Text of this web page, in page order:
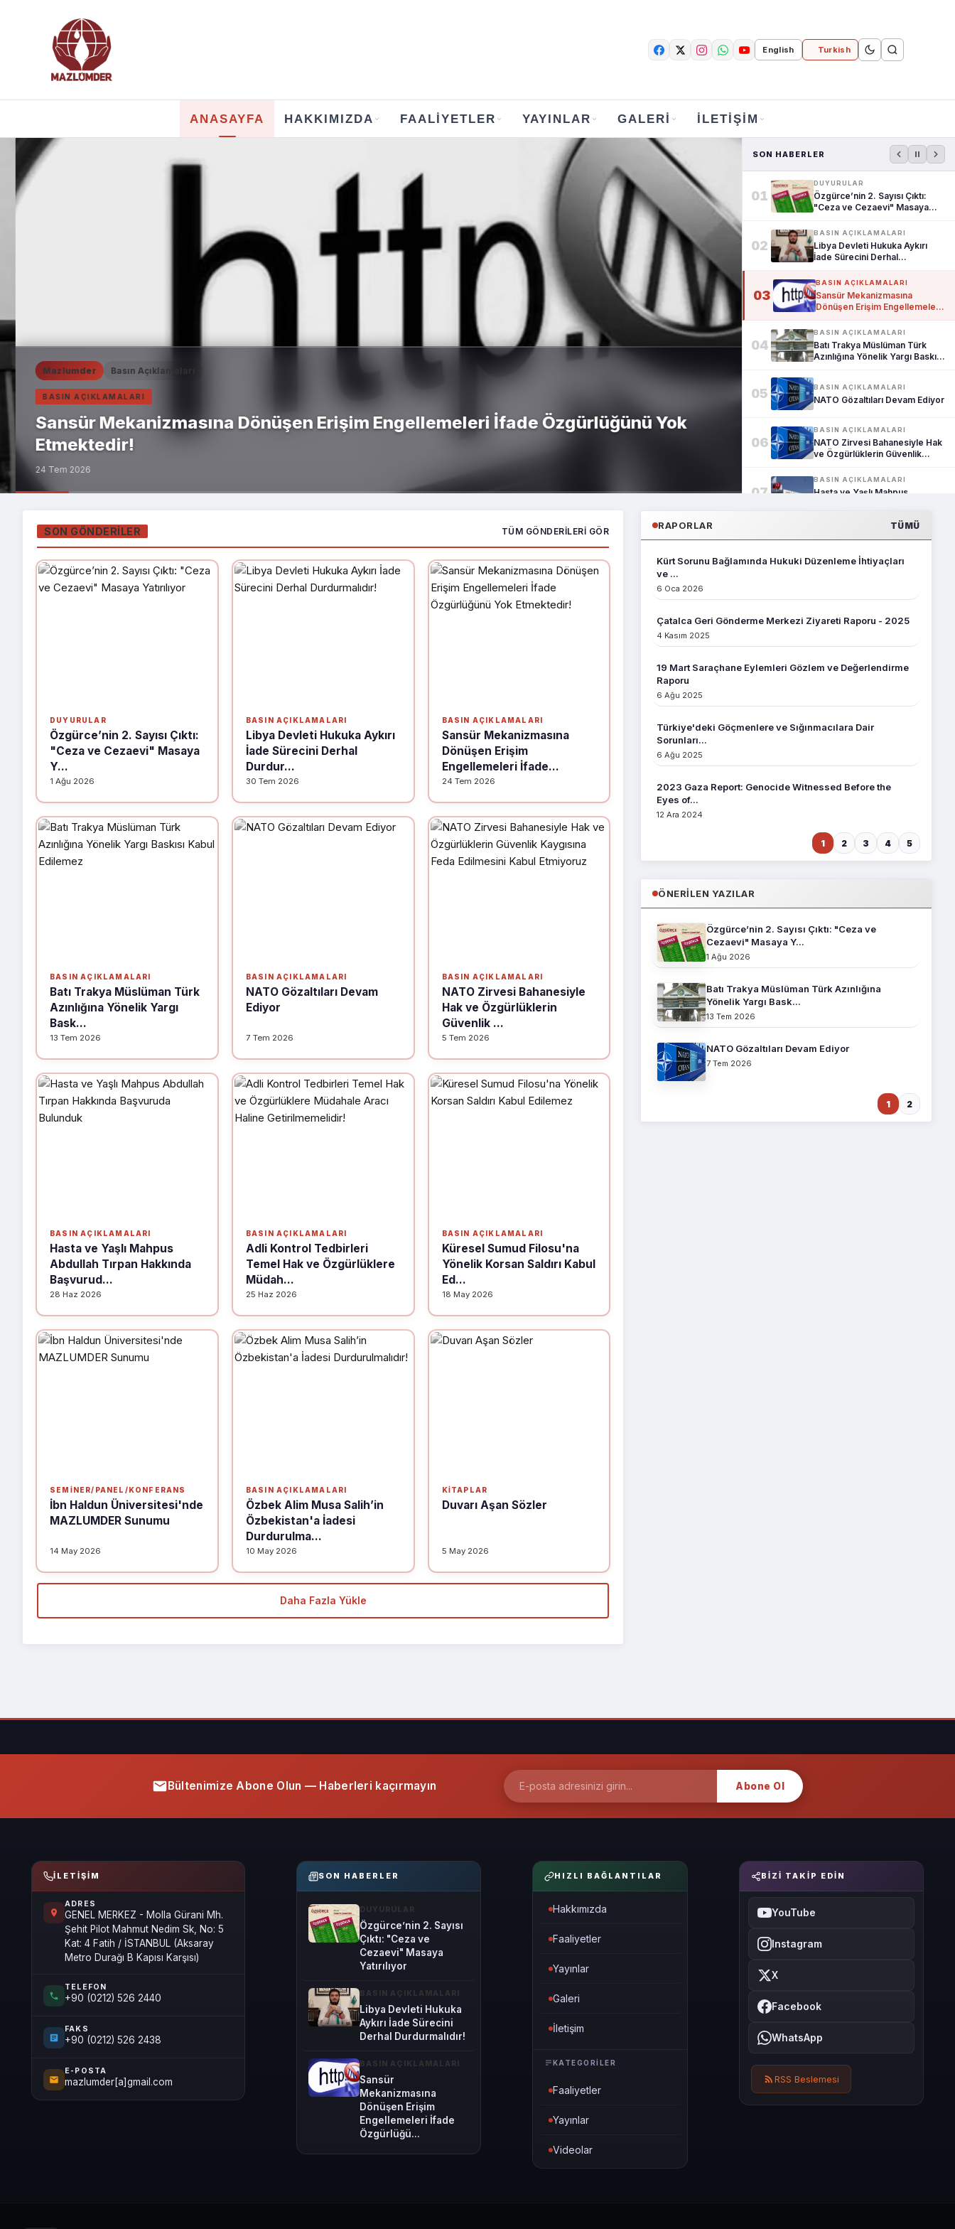
English Turkish
ANASAYFA HAKKIMIZDA FAALIYETLER YAYINLAR GALERI İLETIŞIM
Mazlumder Basın Açıklamaları
BASIN AÇIKLAMALARI
Sansür Mekanizmasına Dönüşen Erişim Engellemeleri İfade Özgürlüğünü Yok
Etmektedir!
24 Tem 2026
SON HABERLER
01
DUYURULAR
Özgürce’nin 2. Sayısı Çıktı:
"Ceza ve Cezaevi" Masaya
02
BASIN AÇIKLAMALARI
Libya Devleti Hukuka Aykırı
İade Sürecini Derhal
03
BASIN AÇIKLAMALARI
Sansür Mekanizmasına
Dönüşen Erişim Engellemeleri
İfade Özgü...
04
BASIN AÇIKLAMALARI
Batı Trakya Müslüman Türk
Azınlığına Yönelik Yargı Baskısı
05 BASIN AÇIKLAMALARI
NATO Gözaltıları Devam Ediyor
06
BASIN AÇIKLAMALARI
NATO Zirvesi Bahanesiyle Hak
ve Özgürlüklerin Güvenlik
07
BASIN AÇIKLAMALARI
Hasta ve Yaşlı Mahpus
08
BASIN AÇIKLAMALARI
Adli Kontrol Tedbirleri Temel
Hak ve Özgürlüklere Müdahale
A...
Yönelik Korsan Saldırı Kabul
BASIN AÇIKLAMALARI
Durdurulmalıdır!
Anneyi ve Çocuklarını Tahdit...
BASIN AÇIKLAMALARI
Mültecilerin H...
13
İfade Özgürlüğü Sınırları
Yeni Haydut Dünya Düzenine
Karşı Mardin’den Sesleniş
15
16
BASIN AÇIKLAMALARI
17
Soykırımcı İsrail'in Lübnan'a
Büyükelçiliğine Talep ve
Cezaevindeki Ayrımcılık ve İhlal
BASIN AÇIKLAMALARI
SON GÖNDERILER TÜM GÖNDERILERI GÖR
DUYURULAR
Özgürce’nin 2. Sayısı Çıktı:
"Ceza ve Cezaevi" Masaya
Y...
1 Ağu 2026
BASIN AÇIKLAMALARI
Libya Devleti Hukuka Aykırı
İade Sürecini Derhal
Durdur...
30 Tem 2026
BASIN AÇIKLAMALARI
Sansür Mekanizmasına
Dönüşen Erişim
Engellemeleri İfade...
24 Tem 2026
BASIN AÇIKLAMALARI
Batı Trakya Müslüman Türk
Azınlığına Yönelik Yargı
Bask...
13 Tem 2026
BASIN AÇIKLAMALARI
NATO Gözaltıları Devam
Ediyor
7 Tem 2026
BASIN AÇIKLAMALARI
NATO Zirvesi Bahanesiyle
Hak ve Özgürlüklerin
Güvenlik ...
5 Tem 2026
BASIN AÇIKLAMALARI
Hasta ve Yaşlı Mahpus
Abdullah Tırpan Hakkında
Başvurud...
28 Haz 2026
BASIN AÇIKLAMALARI
Adli Kontrol Tedbirleri
Temel Hak ve Özgürlüklere
Müdah...
25 Haz 2026
BASIN AÇIKLAMALARI
Küresel Sumud Filosu'na
Yönelik Korsan Saldırı Kabul
Ed...
18 May 2026
SEMINER/PANEL/KONFERANS
İbn Haldun Üniversitesi'nde
MAZLUMDER Sunumu
14 May 2026
BASIN AÇIKLAMALARI
Özbek Alim Musa Salih’in
Özbekistan'a İadesi
Durdurulma...
10 May 2026
KITAPLAR
Duvarı Aşan Sözler
5 May 2026
Daha Fazla Yükle
RAPORLAR TÜMÜ
Kürt Sorunu Bağlamında Hukuki Düzenleme İhtiyaçları
ve ...
6 Oca 2026
Çatalca Geri Gönderme Merkezi Ziyareti Raporu - 2025
4 Kasım 2025
19 Mart Saraçhane Eylemleri Gözlem ve Değerlendirme
Raporu
6 Ağu 2025
Türkiye'deki Göçmenlere ve Sığınmacılara Dair
Sorunları...
6 Ağu 2025
2023 Gaza Report: Genocide Witnessed Before the
Eyes of...
12 Ara 2024
1 2 3 4 5
ÖNERILEN YAZILAR
Özgürce’nin 2. Sayısı Çıktı: "Ceza ve
Cezaevi" Masaya Y...
1 Ağu 2026
Batı Trakya Müslüman Türk Azınlığına
Yönelik Yargı Bask...
13 Tem 2026
NATO Gözaltıları Devam Ediyor
7 Tem 2026
1 2
Bültenimize Abone Olun — Haberleri kaçırmayın Abone Ol
İLETIŞIM
ADRES
GENEL MERKEZ - Molla Gürani Mh.
Şehit Pilot Mahmut Nedim Sk, No: 5
Kat: 4 Fatih / İSTANBUL (Aksaray
Metro Durağı B Kapısı Karşısı)
TELEFON
+90 (0212) 526 2440
FAKS
+90 (0212) 526 2438
E-POSTA
mazlumder[a]gmail.com
SON HABERLER
DUYURULAR
Özgürce’nin 2. Sayısı
Çıktı: "Ceza ve
Cezaevi" Masaya
Yatırılıyor
BASIN AÇIKLAMALARI
Libya Devleti Hukuka
Aykırı İade Sürecini
Derhal Durdurmalıdır!
BASIN AÇIKLAMALARI
Sansür
Mekanizmasına
Dönüşen Erişim
Engellemeleri İfade
Özgürlüğü...
HIZLI BAĞLANTILAR
Hakkımızda
Faaliyetler
Yayınlar
Galeri
İletişim
KATEGORILER
Faaliyetler
Yayınlar
Videolar
BIZI TAKIP EDIN
YouTube
Instagram
X
Facebook
WhatsApp
RSS Beslemesi